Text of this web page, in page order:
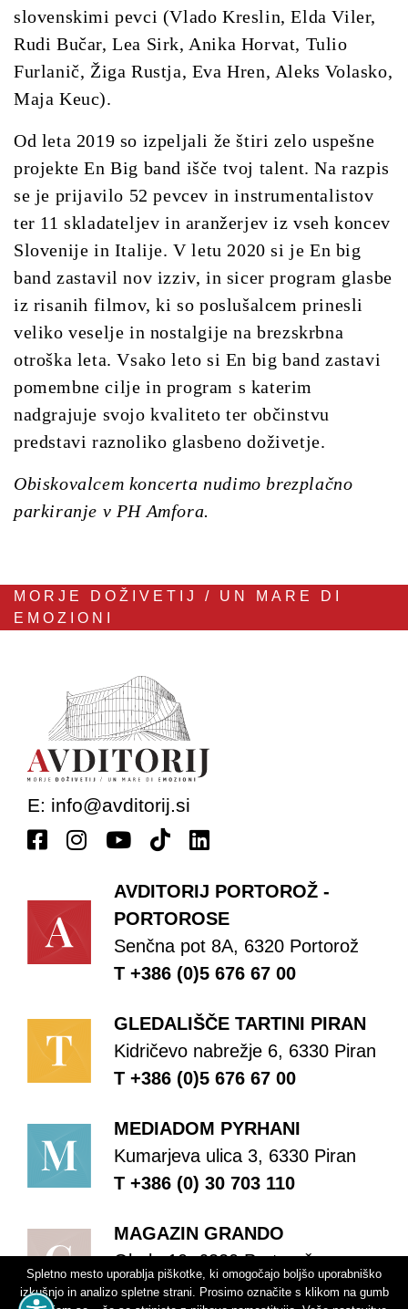
slovenskimi pevci (Vlado Kreslin, Elda Viler,
Rudi Bučar, Lea Sirk, Anika Horvat, Tulio
Furlanič, Žiga Rustja, Eva Hren, Aleks Volasko,
Maja Keuc).
Od leta 2019 so izpeljali že štiri zelo uspešne
projekte En Big band išče tvoj talent. Na razpis
se je prijavilo 52 pevcev in instrumentalistov
ter 11 skladateljev in aranžerjev iz vseh koncev
Slovenije in Italije.V letu 2020 si je En big
band zastavil nov izziv, in sicer program glasbe
iz risanih filmov, ki so poslušalcem prinesli
veliko veselje in nostalgije na brezskrbna
otroška leta.Vsako leto si En big band zastavi
pomembne cilje in program s katerim
nadgrajuje svojo kvaliteto ter občinstvu
predstavi raznoliko glasbeno doživetje.
Obiskovalcem koncerta nudimo brezplačno
parkiranje v PH Amfora.
MORJE DOŽIVETIJ / UN MARE DI
EMOZIONI
E: info@avditorij.si
AVDITORIJ PORTOROŽ -
PORTOROSE
Senčna pot 8A, 6320 Portorož
T +386 (0)5 676 67 00
GLEDALIŠČE TARTINI PIRAN
Kidričevo nabrežje 6, 6330 Piran
T +386 (0)5 676 67 00
MEDIADOM PYRHANI
Kumarjeva ulica 3, 6330 Piran
T +386 (0) 30 703 110
MAGAZIN GRANDO
Obala 10, 6320 Portorož
T +386 (0)5 676 67 00
Spletno mesto uporablja piškotke, ki omogočajo boljšo uporabniško
izkušnjo in analizo spletne strani. Prosimo označite s klikom na gumb